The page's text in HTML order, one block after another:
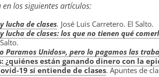
los siguientes artículos:
lucha de clases. José Luis Carretero. El Salto.
lucha de clases: los que no tienen qué
Paramos Unidos», pero lo pagamos las
¿quiénes están ganando dinero con la
19 sí entiende de clases. Apuntes de